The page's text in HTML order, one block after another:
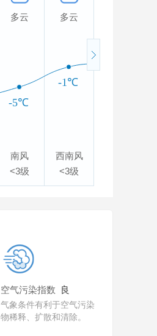
多云
南风
<3级
多云
西南风
<3级
-5℃
-1℃
空气污染指数 良
气象条件有利于空气污染
物稀释、扩散和清除。